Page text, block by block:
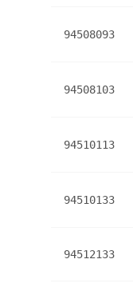
94508093
94508103
94510113
94510133
94512133